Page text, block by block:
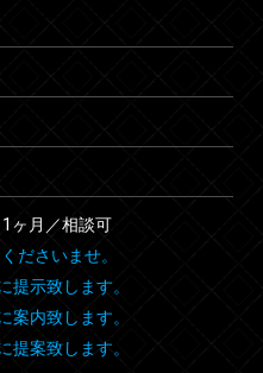
ヶ月／相談可
ださいませ。
提示致します。
案内致します。
提案致します。